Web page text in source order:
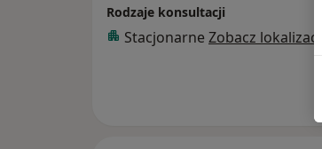
Rodzaje konsultacji
Stacjonarne Zobacz